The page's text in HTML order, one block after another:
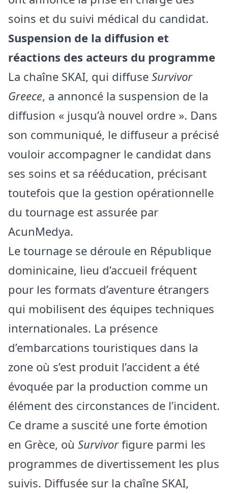
soins et du suivi médical du candidat.
Suspension de la diffusion et
réactions des acteurs du programme
La chaîne SKAI, qui diffuse Survivor
Greece, a annoncé la suspension de la
diffusion « jusqu’à nouvel ordre ». Dans
son communiqué, le diffuseur a précisé
vouloir accompagner le candidat dans
ses soins et sa rééducation, précisant
toutefois que la gestion opérationnelle
du tournage est assurée par
AcunMedya.
Le tournage se déroule en République
dominicaine, lieu d’accueil fréquent
pour les formats d’aventure étrangers
qui mobilisent des équipes techniques
internationales. La présence
d’embarcations touristiques dans la
zone où s’est produit l’accident a été
évoquée par la production comme un
élément des circonstances de l’incident.
Ce drame a suscité une forte émotion
en Grèce, où Survivorfigure parmi les
programmes de divertissement les plus
suivis. Diffusée sur la chaîne SKAI,